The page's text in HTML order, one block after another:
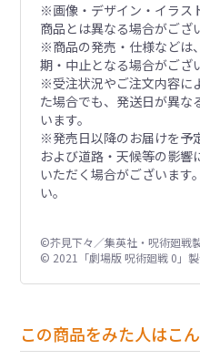
※画像・デザイン・イラス
商品とは異なる場合がござ
※商品の発売・仕様などは
期・中止となる場合がござ
※受注状況やご注文内容に
た場合でも、発送日が異な
います。
※発売日以降のお届けを予
および道路・天候等の影響
いただく場合がございます
い。
©芥見下々／集英社・呪術廻戦
© 2021「劇場版 呪術廻戦 0」
この商品をみた人はこ